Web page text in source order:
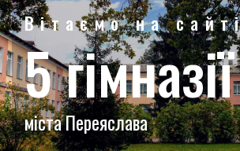
Вітаємо на
5 гімназії
міста Переяслава